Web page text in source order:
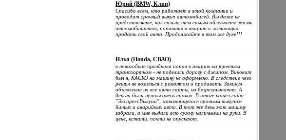
Юрий (BMW, Клин)
Спасибо всем, кто работает в этой компании и
проводит срочный выкуп автомобилей. Вы даже не
представляете, как сильно тем самым облегчаете жизнь
автомобилистов, попавших в аварию и желающих
продать свой авто. Продолжайте в том же духе!!!
Илья (Honda, СВАО)
в новогодние праздники попал в аварию на третьем
транспортном - не поделили дорогу с джипом. Виноват
был я, КАСКО на машину не оформлено. В следствие чего
решил не возиться с ремонтом и продавать. Закинул
объявление на все авто сайты, но безрезультатно. А
деньги были нужны очень срочно. В итоге нашел сайт
"ЭкспрессВыкупа", занимающегося срочным выкупом
битых и аварийных авто. В тот же день мою машину
забрали, а мне выдали всю сумму наличными на руки. В
цене, кстати, почти не опускают.